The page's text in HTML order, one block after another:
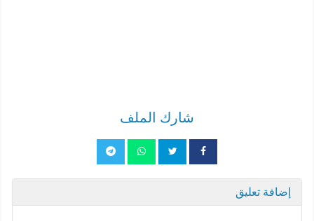
شارك الملف
إضافة تعليق